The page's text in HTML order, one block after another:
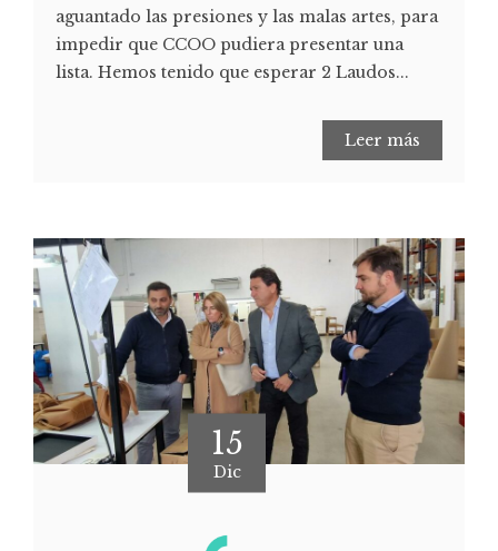
aguantado las presiones y las malas artes, para
impedir que CCOO pudiera presentar una
lista. Hemos tenido que esperar 2 Laudos...
Leer más
15
Dic